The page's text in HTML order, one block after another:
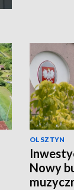
OLSZTYN
Nowy